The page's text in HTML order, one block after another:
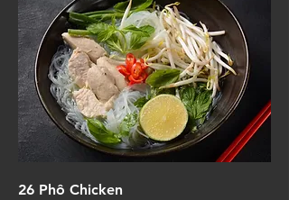
26 Phô Chicken